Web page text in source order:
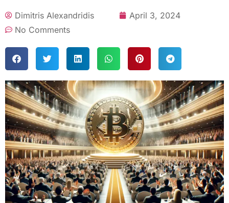
Dimitris Alexandridis
April 3, 2024
No Comments